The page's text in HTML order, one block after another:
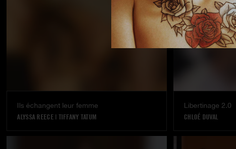
Ils échangent leur femme
ALYSSA REECE| TIFFANY TATUM
Libertinage 2.0
CHLOÉ DUVAL